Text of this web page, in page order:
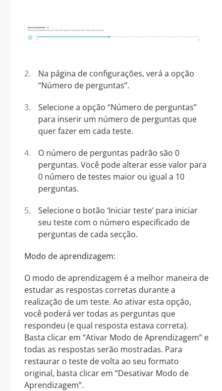
Na página de configurações, verá a opção
“Número de perguntas”.
Selecione a opção “Número de perguntas”
para inserir um número de perguntas que
quer fazer em cada teste.
O número de perguntas padrão são 0
perguntas. Você pode alterar esse valor para
0 número de testes maior ou igual a 10
perguntas.
Selecione o botão ‘Iniciar teste’ para iniciar
seu teste com o número especificado de
perguntas de cada secção.
Modo de aprendizagem:
O modo de aprendizagem é a melhor maneira de
estudar as respostas corretas durante a
realização de um teste. Ao ativar esta opção,
você poderá ver todas as perguntas que
respondeu (e qual resposta estava correta).
Basta clicar em “Ativar Modo de Aprendizagem” e
todas as respostas serão mostradas. Para
restaurar o teste de volta ao seu formato
original, basta clicar em “Desativar Modo de
Aprendizagem”.